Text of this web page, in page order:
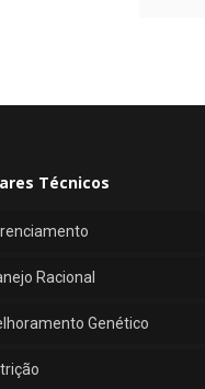
Técnicos
Racional
Genético